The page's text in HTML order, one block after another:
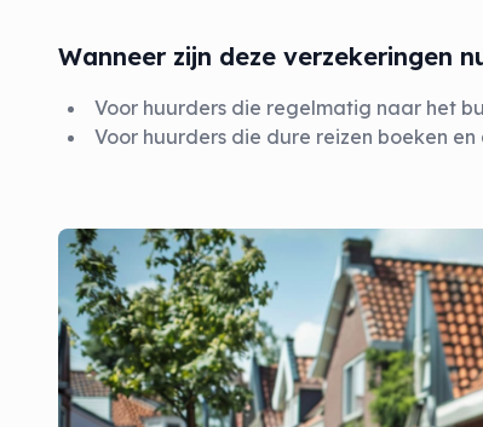
Wanneer zijn deze verzekeringen
Voor huurders die regelmatig naar het
Voor huurders die dure reizen boeken